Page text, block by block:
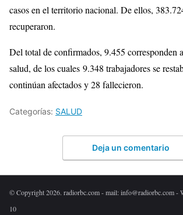
casos en el territorio nacional. De ellos,
recuperaron.
Del total de confirmados, 9.455 corresponden
salud, de los cuales 9.348 trabajadores se
continúan afectados y 28 fallecieron.
Categorías: SALUD
Deja un comentario
© Copyright 2026. radiorbc.com - mail: info@radiorbc.com -
10